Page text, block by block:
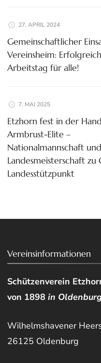
27. APRIL 2024
Gemeinschaftlicher
Vereinsheim:
Arbeitstag für alle!
7. MAI 2025
Etzhorn fest in der
Armbrust-Elite –
Nationalmannschaft und
Landesmeisterschaft zu
Landesstützpunkt
Vereinsinformationen
Schützenverein
von 1898 in
Wilhelmshavener
26125 Oldenburg